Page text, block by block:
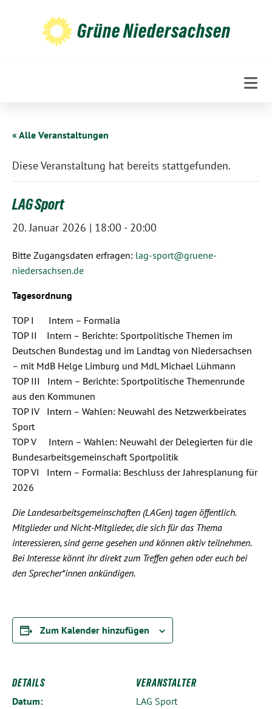
Grüne Niedersachsen
« Alle Veranstaltungen
Diese Veranstaltung hat bereits stattgefunden.
LAG Sport
20. Januar 2026 | 18:00 - 20:00
Bitte Zugangsdaten erfragen: lag-sport@gruene-
niedersachsen.de
Tagesordnung
TOP I Intern – Formalia
TOP II Intern – Berichte: Sportpolitische Themen im
Deutschen Bundestag und im Landtag von Niedersachsen
– mit MdB Helge Limburg und MdL Michael Lühmann
TOP III Intern – Berichte: Sportpolitische Themenrunde
aus den Kommunen
TOP IV Intern – Wahlen: Neuwahl des Netzwerkbeirates
Sport
TOP V Intern – Wahlen: Neuwahl der Delegierten für die
Bundesarbeitsgemeinschaft Sportpolitik
TOP VI Intern – Formalia: Beschluss der Jahresplanung für
2026
Die Landesarbeitsgemeinschaften (LAGen) tagen öffentlich.
Mitglieder und Nicht-Mitglieder, die sich für das Thema
interessieren, sind gerne gesehen und können aktiv teilnehmen.
Bei Interesse könnt ihr direkt zum Treffen gehen oder euch bei
den Sprecher*innen ankündigen.
Zum Kalender hinzufügen
DETAILS
Datum:
VERANSTALTER
LAG Sport